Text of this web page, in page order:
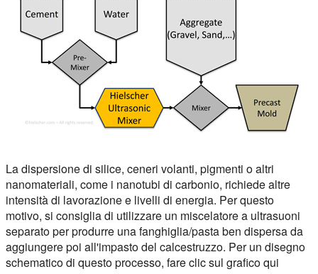
La dispersione di silice, ceneri volanti, pigmenti o altri
nanomateriali, come i nanotubi di carbonio, richiede altre
intensità di lavorazione e livelli di energia. Per questo
motivo, si consiglia di utilizzare un miscelatore a ultrasuoni
separato per produrre una fanghiglia/pasta ben dispersa da
aggiungere poi all'impasto del calcestruzzo. Per un disegno
schematico di questo processo, fare clic sul grafico qui